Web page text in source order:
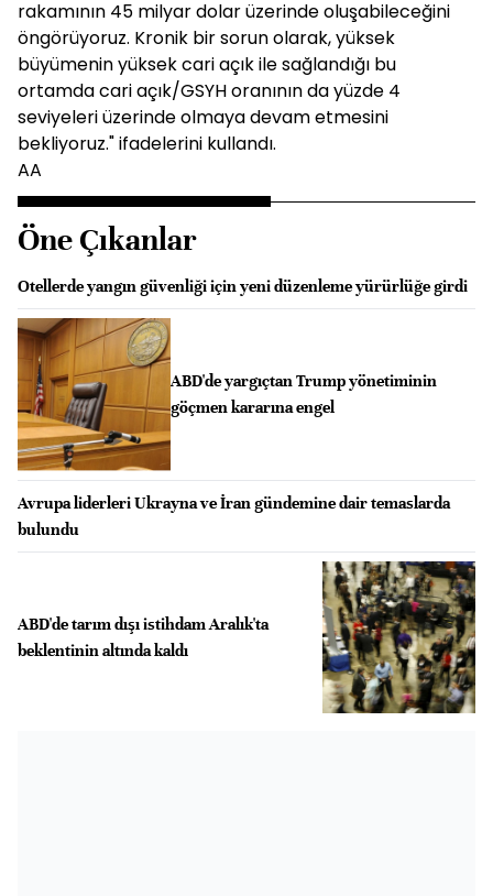
rakamının 45 milyar dolar üzerinde oluşabileceğini
öngörüyoruz. Kronik bir sorun olarak, yüksek
büyümenin yüksek cari açık ile sağlandığı bu
ortamda cari açık/GSYH oranının da yüzde 4
seviyeleri üzerinde olmaya devam etmesini
bekliyoruz." ifadelerini kullandı.
AA
Öne Çıkanlar
Otellerde yangın güvenliği için yeni düzenleme yürürlüğe girdi
ABD'de yargıçtan Trump yönetiminin
göçmen kararına engel
Avrupa liderleri Ukrayna ve İran gündemine dair temaslarda
bulundu
ABD'de tarım dışı istihdam Aralık'ta
beklentinin altında kaldı